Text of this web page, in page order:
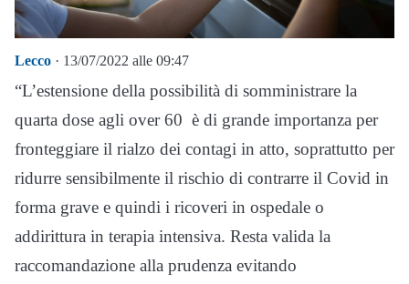
Lecco · 13/07/2022 alle 09:47
“L’estensione della possibilità di somministrare la
quarta dose agli over 60 è di grande importanza per
fronteggiare il rialzo dei contagi in atto, soprattutto per
ridurre sensibilmente il rischio di contrarre il Covid in
forma grave e quindi i ricoveri in ospedale o
addirittura in terapia intensiva. Resta valida la
raccomandazione alla prudenza evitando